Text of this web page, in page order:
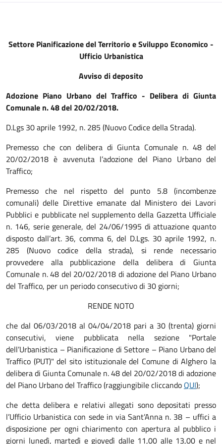
Settore Pianificazione del Territorio e Sviluppo Economico -
Ufficio Urbanistica
Avviso di deposito
Adozione Piano Urbano del Traffico - Delibera di Giunta
Comunale n. 48 del 20/02/2018.
D.Lgs 30 aprile 1992, n. 285 (Nuovo Codice della Strada).
Premesso che con delibera di Giunta Comunale n. 48 del
20/02/2018 è avvenuta l’adozione del Piano Urbano del
Traffico;
Premesso che nel rispetto del punto 5.8 (incombenze
comunali) delle Direttive emanate dal Ministero dei Lavori
Pubblici e pubblicate nel supplemento della Gazzetta Ufficiale
n. 146, serie generale, del 24/06/1995 di attuazione quanto
disposto dall’art. 36, comma 6, del D.Lgs. 30 aprile 1992, n.
285 (Nuovo codice della strada), si rende necessario
provvedere alla pubblicazione della delibera di Giunta
Comunale n. 48 del 20/02/2018 di adozione del Piano Urbano
del Traffico, per un periodo consecutivo di 30 giorni;
RENDE NOTO
che dal 06/03/2018 al 04/04/2018 pari a 30 (trenta) giorni
consecutivi, viene pubblicata nella sezione "Portale
dell’Urbanistica – Pianificazione di Settore – Piano Urbano del
Traffico (PUT)" del sito istituzionale del Comune di Alghero la
delibera di Giunta Comunale n. 48 del 20/02/2018 di adozione
del Piano Urbano del Traffico (raggiungibile cliccando QUI);
che detta delibera e relativi allegati sono depositati presso
l’Ufficio Urbanistica con sede in via Sant’Anna n. 38 – uffici a
disposizione per ogni chiarimento con apertura al pubblico i
giorni lunedì, martedì e giovedì dalle 11,00 alle 13,00 e nel